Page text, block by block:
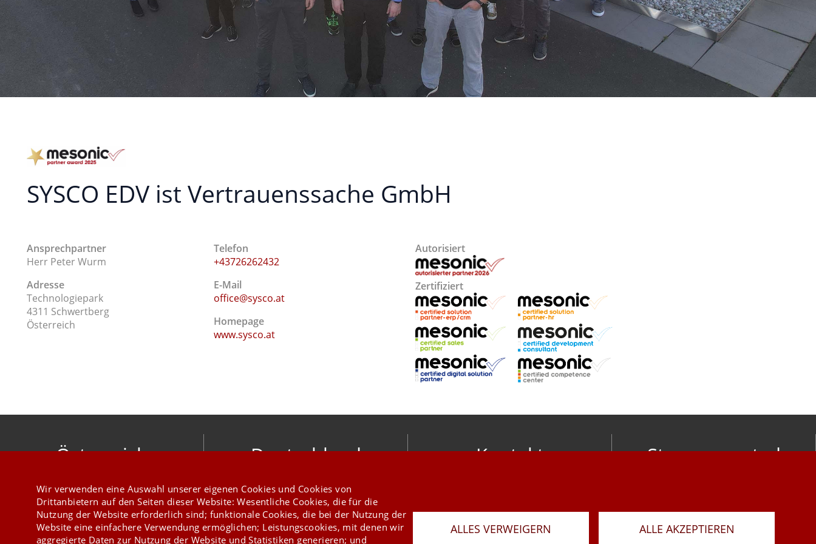
SYSCO EDV ist Vertrauenssache GmbH
Ansprechpartner
Herr Peter Wurm
Adresse
Technologiepark
4311 Schwertberg
Österreich
Telefon
+43726262432
E-Mail
office@sysco.at
Homepage
www.sysco.at
Autorisiert
Zertifiziert
Österreich
m.b.h.
Herzog-Friedrich-Platz 1 3001 Mauerbach
+43 1 970 300
Deutschland
Hirschberger Str. 18 27383 Scheeßel
+49 4263 9390 0
Kontakt Stay connected
Wir verwenden eine Auswahl unserer eigenen Cookies und Cookies von
Drittanbietern auf den Seiten dieser Website: Wesentliche Cookies, die für die
Nutzung der Website erforderlich sind; funktionale Cookies, die bei der Nutzung der
Website eine einfachere Verwendung ermöglichen; Leistungscookies, mit denen wir
aggregierte Daten zur Nutzung der Website und Statistiken generieren; und
ALLES VERWEIGERN ALLE AKZEPTIEREN